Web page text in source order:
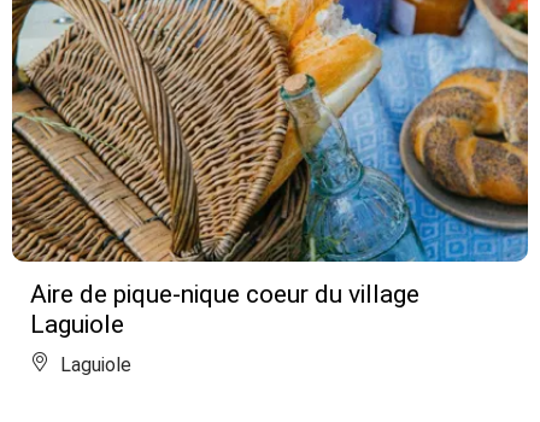
Aire de pique-nique coeur du village
Laguiole
Laguiole